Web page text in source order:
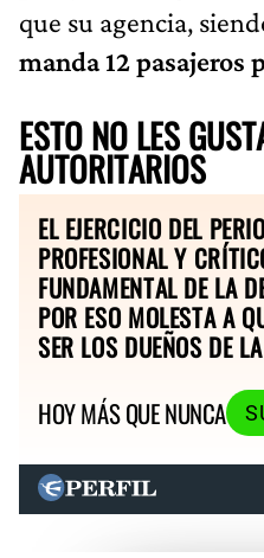
que su agencia,
manda 12 pasajeros
ESTO NO LES
AUTORITARIOS
EL EJERCICIO DEL
PROFESIONAL Y
FUNDAMENTAL DE LA
POR ESO MOLESTA A
SER LOS DUEÑOS DE
HOY MÁS QUE NUNCA